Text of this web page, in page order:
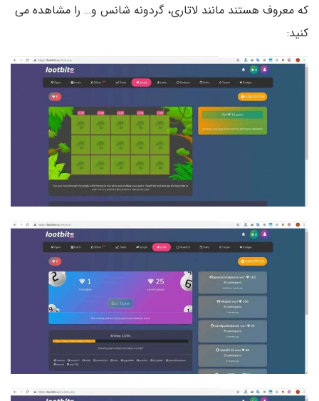
که معروف هستند مانند لاتاری، گردونه شانس و… را مشاهده می
کنید: